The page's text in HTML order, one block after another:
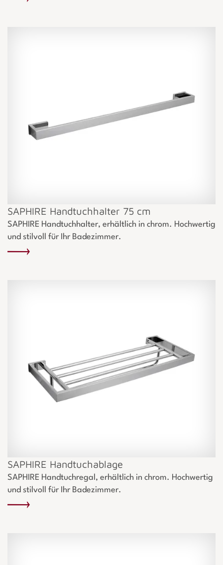
SAPHIRE Handtuchhalter 75 cm
SAPHIRE Handtuchhalter, erhältlich in chrom. Hochwertig
und stilvoll für Ihr Badezimmer.
SAPHIRE Handtuchablage
SAPHIRE Handtuchregal, erhältlich in chrom. Hochwertig
und stilvoll für Ihr Badezimmer.